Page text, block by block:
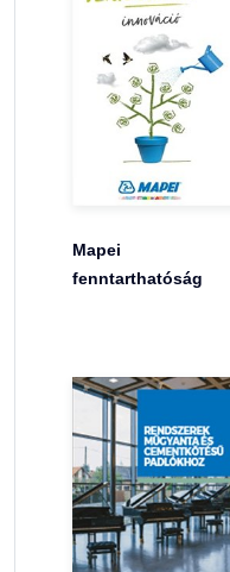
Mapei
fenntarthatóság